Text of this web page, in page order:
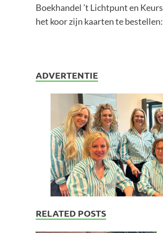
Boekhandel ’t Lichtpunt en
het koor zijn kaarten te bestellen:
ADVERTENTIE
RELATED POSTS